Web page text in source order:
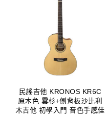
民謠吉他 KRONOS KR6C
原木色 雲杉+側背板沙比利
木吉他 初學入門 音色手感佳